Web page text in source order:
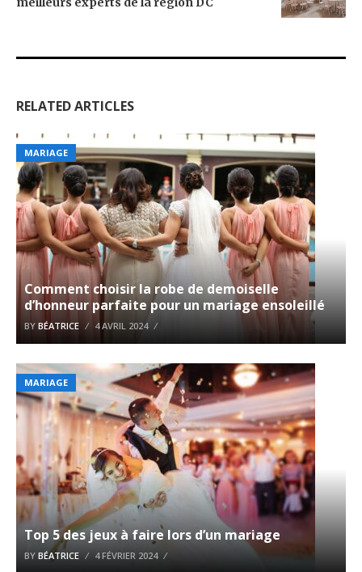
RELATED ARTICLES
MARIAGE
Comment choisir la robe de demoiselle
d’honneur parfaite pour un mariage ensoleillé
BY BÉATRICE 4 AVRIL 2024
MARIAGE
Top 5 des jeux à faire lors d’un mariage
BY BÉATRICE 4 FÉVRIER 2024